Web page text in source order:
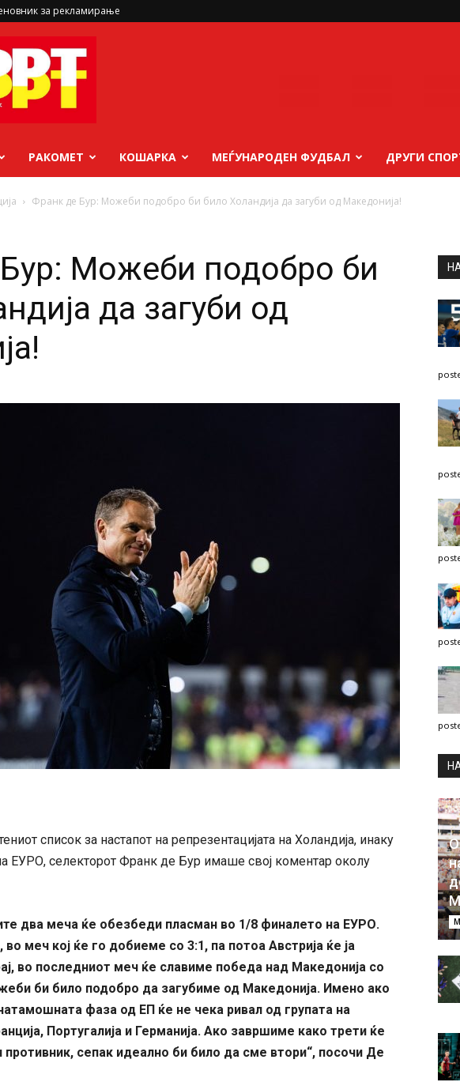
за рекламирање
РАКОМЕТ КОШАРКА МЕЃУНАРОДЕН ФУДБАЛ ДРУГИ
Франк де Бур: Можеби подобро би било Холандија да загуби од Македонија!
Можеби подобро би
да загуби од
список за настапот на репрезентацијата на Холандија, инаку
ЕУРО, селекторот Франк де Бур имаше свој коментар околу
два меча ќе обезбеди пласман во 1/8 финалето на ЕУРО.
меч кој ќе го добиеме со 3:1, па потоа Австрија ќе ја
во последниот меч ќе славиме победа над Македонија со
би било подобро да загубиме од Македонија. Имено ако
фаза од ЕП ќе не чека ривал од групата на
Португалија и Германија. Ако завршиме како трети ќе
сепак идеално би било да сме втори“, посочи Де